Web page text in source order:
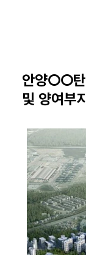
안양○○탄
및 양여부